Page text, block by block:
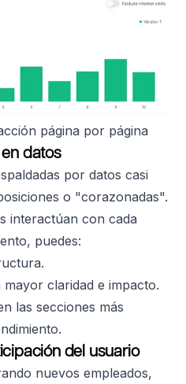
página por página
en datos
por datos casi
o "corazonadas".
interactúan con cada
puedes:
claridad e impacto.
las secciones más
del usuario
nuevos empleados,